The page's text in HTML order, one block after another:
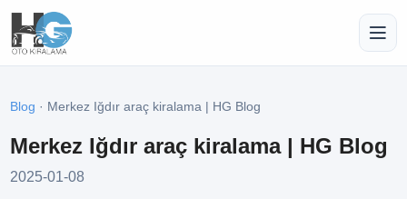
Blog · Merkez Iğdır araç kiralama | HG Blog
Merkez Iğdır araç kiralama | HG Blog
2025-01-08